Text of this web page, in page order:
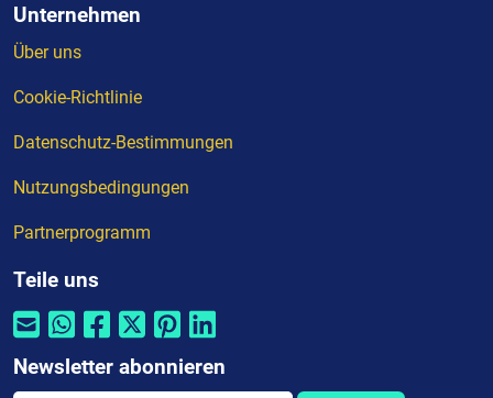
Unternehmen
Über uns
Cookie-Richtlinie
Datenschutz-Bestimmungen
Nutzungsbedingungen
Partnerprogramm
Teile uns
Newsletter abonnieren